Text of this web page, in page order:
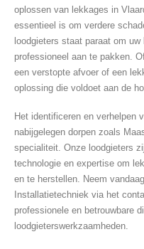
oplossen van lekkages in
essentieel is om verdere
loodgieters staat paraat om
professioneel aan te pakken.
een verstopte afvoer of een
oplossing die voldoet aan de
Het identificeren en verhelpen
nabijgelegen dorpen zoals
specialiteit. Onze loodgieters
technologie en expertise om
en te herstellen. Neem
Installatietechniek via het
professionele en betrouwbare
loodgieterswerkzaamheden.